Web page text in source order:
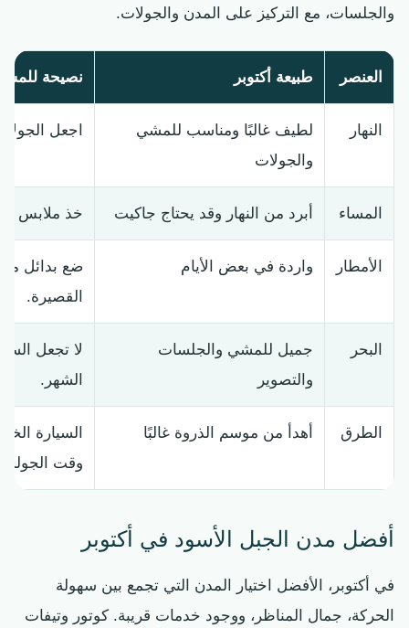
والجلسات، مع التركيز على المدن والجولات.
العنصر طبيعة أكتوبر نصيحة
النهار
لطيف غالبًا ومناسب للمشي
والجولات
اجعل
المساء أبرد من النهار وقد يحتاج جاكيت خذ ملابس
الأمطار واردة في بعض الأيام
ضع بدائل
القصيرة.
البحر
جميل للمشي والجلسات
والتصوير
لا تجعل
الشهر.
الطرق أهدأ من موسم الذروة غالبًا
السيارة
وقت الجولة.
أفضل مدن الجبل الأسود في أكتوبر
في أكتوبر، الأفضل اختيار المدن التي تجمع بين سهولة
الحركة، جمال المناظر، ووجود خدمات قريبة. كوتور وتيفات